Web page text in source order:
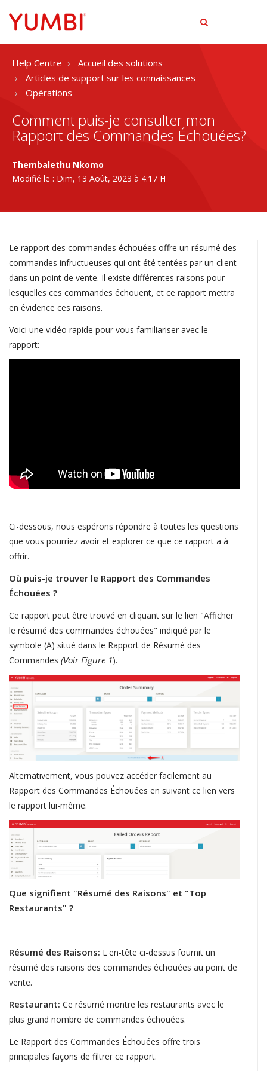
Help Centre
Accueil des solutions
Articles de support sur les connaissances
Opérations
Comment puis-je consulter mon
Rapport des Commandes Échouées?
Thembalethu Nkomo
Modifié le : Dim, 13 Août, 2023 à 4:17 H
Le rapport des commandes échouées offre un résumé des
commandes infructueuses qui ont été tentées par un client
dans un point de vente. Il existe différentes raisons pour
lesquelles ces commandes échouent, et ce rapport mettra
en évidence ces raisons.
Voici une vidéo rapide pour vous familiariser avec le
rapport:
Ci-dessous, nous espérons répondre à toutes les questions
que vous pourriez avoir et explorer ce que ce rapport a à
offrir.
Où puis-je trouver le Rapport des Commandes
Échouées ?
Ce rapport peut être trouvé en cliquant sur le lien "Afficher
le résumé des commandes échouées" indiqué par le
symbole (A) situé dans le Rapport de Résumé des
Commandes (Voir Figure 1).
Alternativement, vous pouvez accéder facilement au
Rapport des Commandes Échouées en suivant ce lien vers
le rapport lui-même.
Que signifient "Résumé des Raisons" et "Top
Restaurants" ?
Résumé des Raisons: L'en-tête ci-dessus fournit un
résumé des raisons des commandes échouées au point de
vente.
Restaurant: Ce résumé montre les restaurants avec le
plus grand nombre de commandes échouées.
Le Rapport des Commandes Échouées offre trois
principales façons de filtrer ce rapport.